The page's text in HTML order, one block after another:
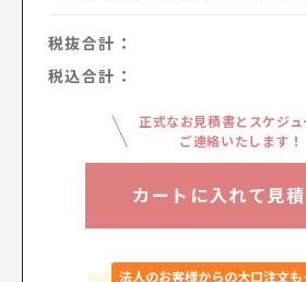
税抜合計：
税込合計：
正式なお見積書とスケジュ
ご連絡いたします！
カートに入れて見
法人のお客様からの大口注文